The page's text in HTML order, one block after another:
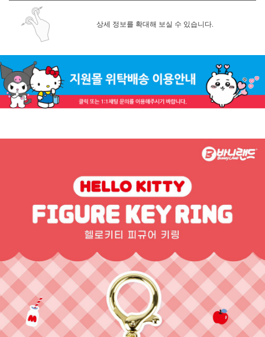
상세 정보를 확대해 보실 수 있습니다.